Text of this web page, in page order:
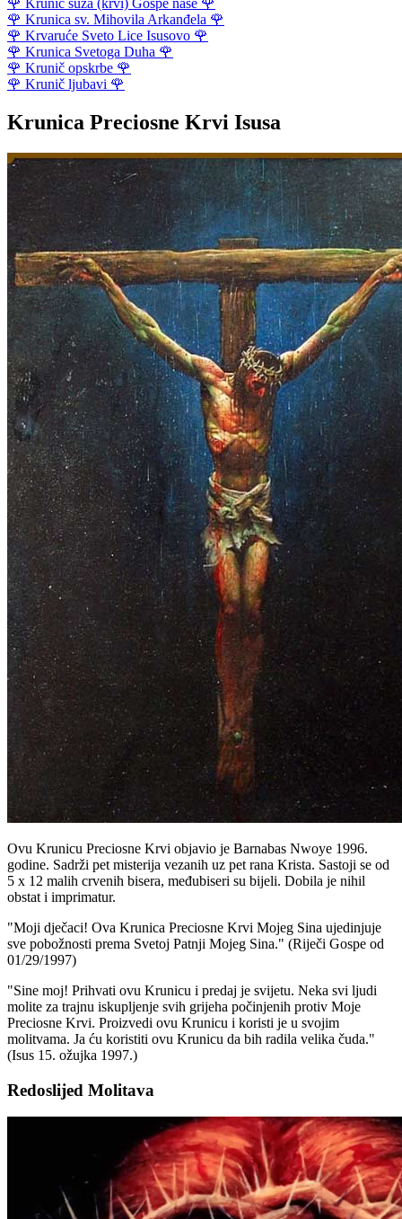
🌹 Krunič suza (krvi) Gospe naše 🌹
🌹 Krunica sv. Mihovila Arkanđela 🌹
🌹 Krvaruće Sveto Lice Isusovo 🌹
🌹 Krunica Svetoga Duha 🌹
🌹 Krunič opskrbe 🌹
🌹 Krunič ljubavi 🌹
Krunica Preciosne Krvi Isusa
Ovu Krunicu Preciosne Krvi objavio je Barnabas Nwoye 1996.
godine. Sadrži pet misterija vezanih uz pet rana Krista. Sastoji se od
5 x 12 malih crvenih bisera, međubiseri su bijeli. Dobila je nihil
obstat i imprimatur.
"Moji dječaci! Ova Krunica Preciosne Krvi Mojeg Sina ujedinjuje
sve pobožnosti prema Svetoj Patnji Mojeg Sina." (Riječi Gospe od
01/29/1997)
"Sine moj! Prihvati ovu Krunicu i predaj je svijetu. Neka svi ljudi
molite za trajnu iskupljenje svih grijeha počinjenih protiv Moje
Preciosne Krvi. Proizvedi ovu Krunicu i koristi je u svojim
molitvama. Ja ću koristiti ovu Krunicu da bih radila velika čuda."
(Isus 15. ožujka 1997.)
Redoslijed Molitava